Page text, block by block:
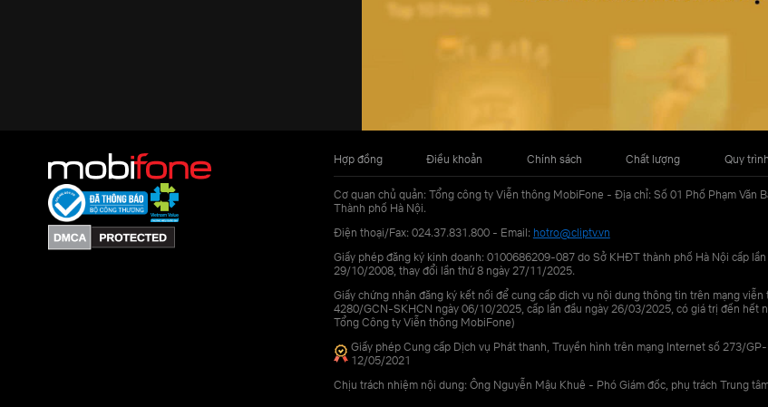
Hợp đồng Điều khoản Chính sách Chất lượng Quy
Cơ quan chủ quản: Tổng công ty Viễn thông MobiFone - Địa chỉ: Số 01 Phố Phạm Văn
Thành phố Hà Nội.
Điện thoại/Fax: 024.37.831.800 - Email: hotro@cliptv.vn
Giấy phép đăng ký kinh doanh: 0100686209-087 do Sở KHĐT thành phố Hà Nội cấp lần
29/10/2008, thay đổi lần thứ 8 ngày 27/11/2025.
Giấy chứng nhận đăng ký kết nối để cung cấp dịch vụ nội dung thông tin trên mạng
4280/GCN-SKHCN ngày 06/10/2025, cấp lần đầu ngày 26/03/2025, có giá trị đến hết
Tổng Công ty Viễn thông MobiFone)
Giấy phép Cung cấp Dịch vụ Phát thanh, Truyền hình trên mạng Internet số 273/
12/05/2021
Chịu trách nhiệm nội dung: Ông Nguyễn Mậu Khuê - Phó Giám đốc, phụ trách Trung